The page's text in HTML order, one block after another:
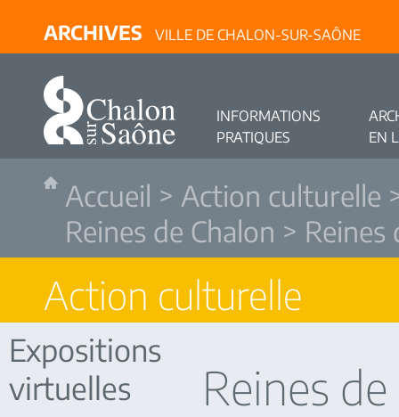
ARCHIVES VILLE DE CHALON-SUR-SAÔNE
INFORMATIONS
PRATIQUES
EN
Accueil > Action culturelle
Reines de Chalon > Reines
Action culturelle
Expositions
virtuelles
Reines